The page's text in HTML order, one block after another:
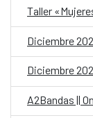
Taller
Diciembre
Diciembre
A2Bandas ||